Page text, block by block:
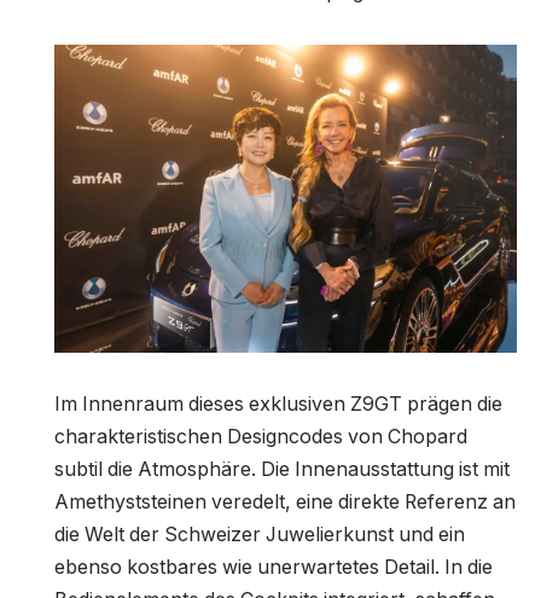
Im Innenraum dieses exklusiven Z9GT prägen die
charakteristischen Designcodes von Chopard
subtil die Atmosphäre. Die Innenausstattung ist mit
Amethyststeinen veredelt, eine direkte Referenz an
die Welt der Schweizer Juwelierkunst und ein
ebenso kostbares wie unerwartetes Detail. In die